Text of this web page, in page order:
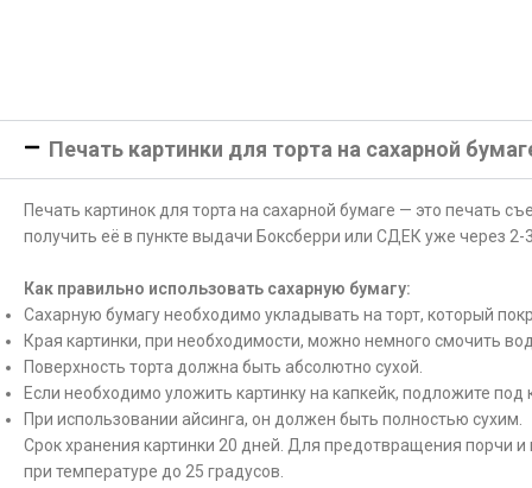
Печать картинки для торта на сахарной
Печать картинок для торта на сахарной бумаге — это печать
получить её в пункте выдачи Боксберри или СДЕК уже через 2-
Как правильно использовать сахарную бумагу:
Сахарную бумагу необходимо укладывать на торт, который
Края картинки, при необходимости, можно немного смочить
Поверхность торта должна быть абсолютно сухой.
Если необходимо уложить картинку на капкейк, подложите
При использовании айсинга, он должен быть полностью сухим.
Срок хранения картинки 20 дней. Для предотвращения порчи
при температуре до 25 градусов.